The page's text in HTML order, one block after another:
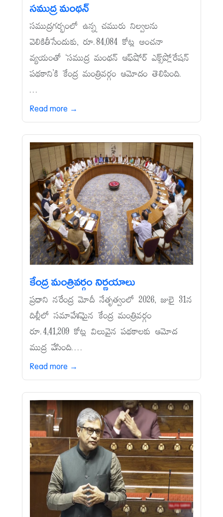
సముద్ర మంథన్‌
సముద్రగర్భంలో ఉన్న చమురు నిల్వలను
వెలికితీసేందుకు, రూ.84,084 కోట్ల అంచనా
వ్యయంతో ‘సముద్ర మంథన్‌ ఆఫ్‌షోర్‌ ఎక్స్‌ప్లోరేషన్‌
పథకాని’కి కేంద్ర మంత్రివర్గం ఆమోదం తెలిపింది.
...
Read more →
కేంద్ర మంత్రివర్గం నిర్ణయాలు
ప్రధాని నరేంద్ర మోదీ నేతృత్వంలో 2026, జులై 31న
దిల్లీలో సమావేశమైన కేంద్ర మంత్రివర్గం
రూ.4,41,209 కోట్ల విలువైన పథకాలకు ఆమోద
ముద్ర వేసింది....
Read more →